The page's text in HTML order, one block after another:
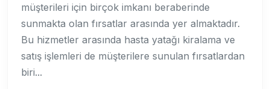
müşterileri için birçok imkanı beraberinde
sunmakta olan fırsatlar arasında yer almaktadır.
Bu hizmetler arasında hasta yatağı kiralama ve
satış işlemleri de müşterilere sunulan fırsatlardan
biri...